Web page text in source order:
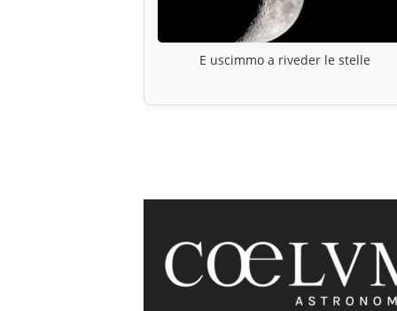
E uscimmo a riveder le stelle